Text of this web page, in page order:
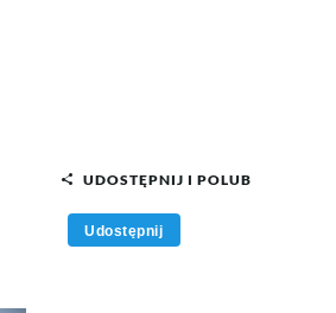
UDOSTĘPNIJ I POLUB
Udostępnij